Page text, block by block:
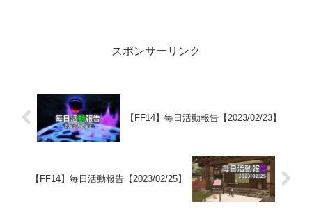
スポンサーリンク
【FF14】毎日活動報告【2023/02/23】
【FF14】毎日活動報告【2023/02/25】